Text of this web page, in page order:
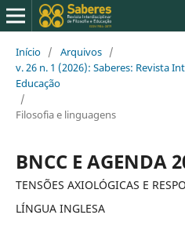
Início / Arquivos /
v. 26 n. 1 (2026): Saberes: Revista
Educação
/
Filosofia e linguagens
BNCC E AGENDA
TENSÕES AXIOLÓGICAS E
LÍNGUA INGLESA